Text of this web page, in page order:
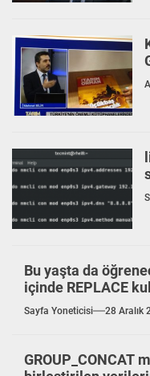
Bu yaşta da
içinde REPLACE
Sayfa Yoneticisi 28 Aralık
GROUP_CONCAT